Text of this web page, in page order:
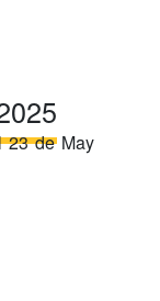
23 de May